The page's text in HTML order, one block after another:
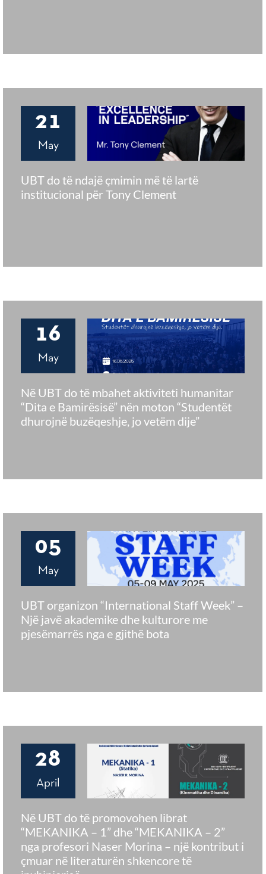
21
May
UBT do të ndajë çmimin më të lartë
institucional për Tony Clement
16
May
Në UBT do të mbahet aktiviteti humanitar
“Dita e Bamirësisë” nën moton “Studentët
dhurojnë buzëqeshje, jo vetëm dije”
05
May
UBT organizon “International Staff Week” –
Një javë akademike dhe kulturore me
pjesëmarrës nga e gjithë bota
28
April
Në UBT do të promovohen librat
“MEKANIKA – 1” dhe “MEKANIKA – 2”
nga profesori Naser Morina – një kontribut i
çmuar në literaturën shkencore të